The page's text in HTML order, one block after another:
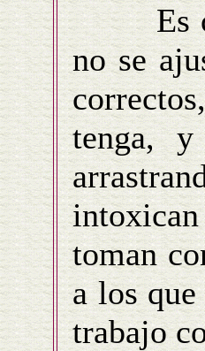
Es
no se
tenga,
toman
a los
trabajo